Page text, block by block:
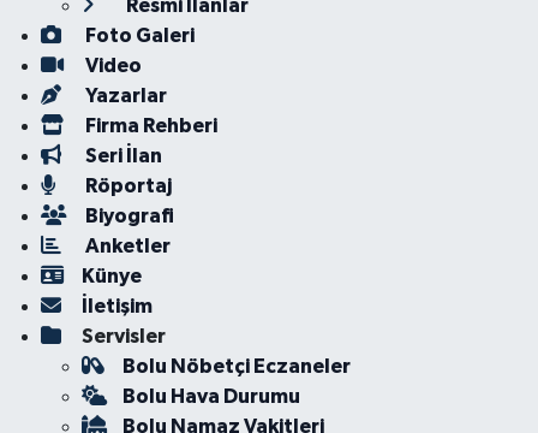
Resmi İlanlar
Foto Galeri
Video
Yazarlar
Firma Rehberi
Seri İlan
Röportaj
Biyografi
Anketler
Künye
İletişim
Servisler
Bolu Nöbetçi Eczaneler
Bolu Hava Durumu
Bolu Namaz Vakitleri